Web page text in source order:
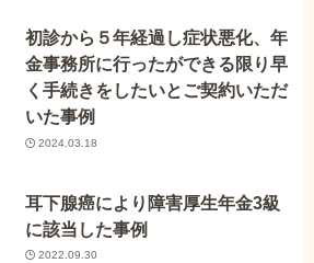
初診から５年経過し症状悪化、年
金事務所に行ったができる限り早
く手続きをしたいとご契約いただ
いた事例
2024.03.18
耳下腺癌により障害厚生年金3級
に該当した事例
2022.09.30